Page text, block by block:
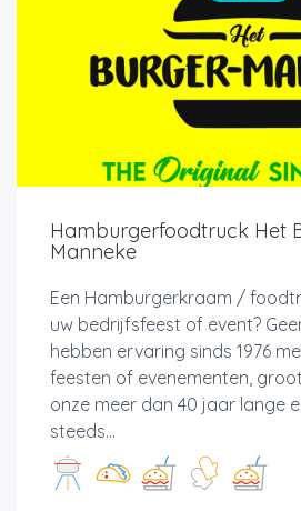
Hamburgerfoodtruck Het
Manneke
Een Hamburgerkraam /
uw bedrijfsfeest of event?
hebben ervaring sinds 1976
feesten of evenementen,
onze meer dan 40 jaar lange
steeds...